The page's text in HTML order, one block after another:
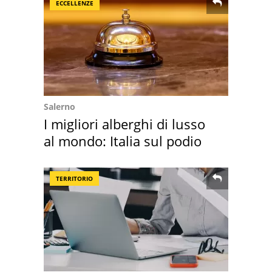
ECCELLENZE
Salerno
I migliori alberghi di lusso
al mondo: Italia sul podio
TERRITORIO